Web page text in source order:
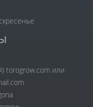
torogrow.com или